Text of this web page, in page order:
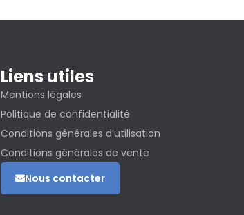
Liens utiles
Mentions légales
Politique de confidentialité
Conditions générales d’utilisation
Conditions générales de vente
Nous contacter